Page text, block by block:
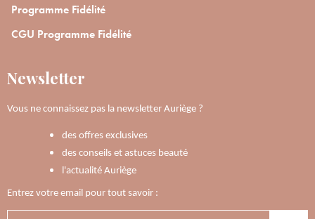
Programme Fidélité
CGU Programme Fidélité
Newsletter
Vous ne connaissez pas la newsletter Auriège ?
des offres exclusives
des conseils et astuces beauté
l'actualité Auriège
Entrez votre email pour tout savoir :